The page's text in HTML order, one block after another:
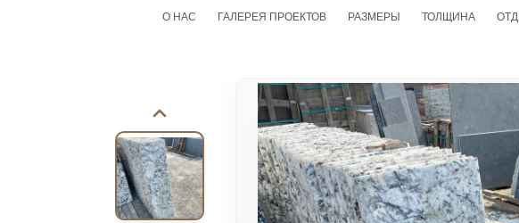
О НАС ГАЛЕРЕЯ ПРОЕКТОВ РАЗМЕРЫ ТОЛЩИНА